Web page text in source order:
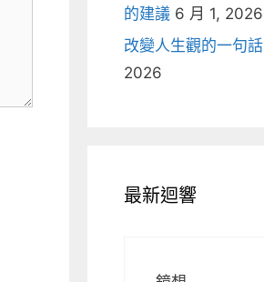
的建議 6 月 1, 2026
改變人生觀的一句話
2026
最新迴響